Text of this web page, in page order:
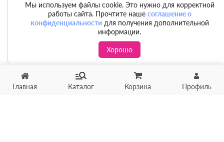
Главная Каталог Корзина Профиль
Мы используем файлы cookie. Это нужно для корректной
работы сайта. Прочтите наше соглашение о
конфиденциальностидля получения дополнительной
информации.
Хорошо